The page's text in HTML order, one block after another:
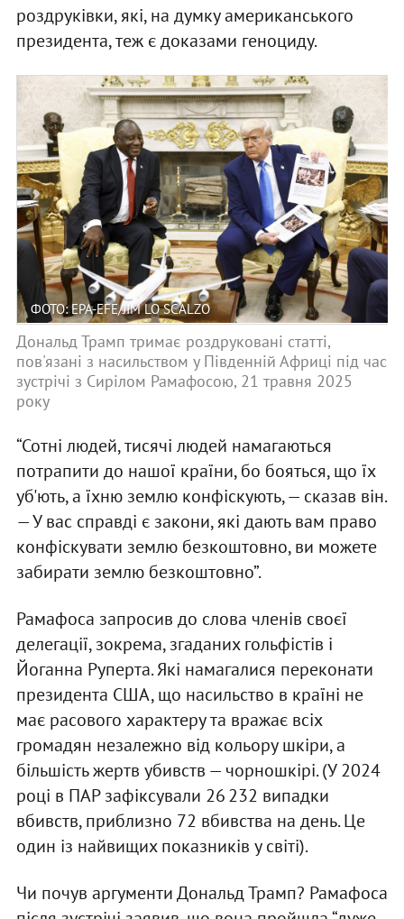
роздруківки, які, на думку американського
президента, теж є доказами геноциду.
ФОТО: EPA-EFE/JIM LO SCALZO
Дональд Трамп тримає роздруковані статті,
пов'язані з насильством у Південній Африці під час
зустрічі з Сирілом Рамафосою, 21 травня 2025
року
“Сотні людей, тисячі людей намагаються
потрапити до нашої країни, бо бояться, що їх
уб'ють, а їхню землю конфіскують, — сказав він.
— У вас справді є закони, які дають вам право
конфіскувати землю безкоштовно, ви можете
забирати землю безкоштовно”.
Рамафоса запросив до слова членів своєї
делегації, зокрема, згаданих гольфістів і
Йоганна Руперта. Які намагалися переконати
президента США, що насильство в країні не
має расового характеру та вражає всіх
громадян незалежно від кольору шкіри, а
більшість жертв убивств — чорношкірі. (У 2024
році в ПАР зафіксували 26 232 випадки
вбивств, приблизно 72 вбивства на день. Це
один із найвищих показників у світі).
Чи почув аргументи Дональд Трамп? Рамафоса